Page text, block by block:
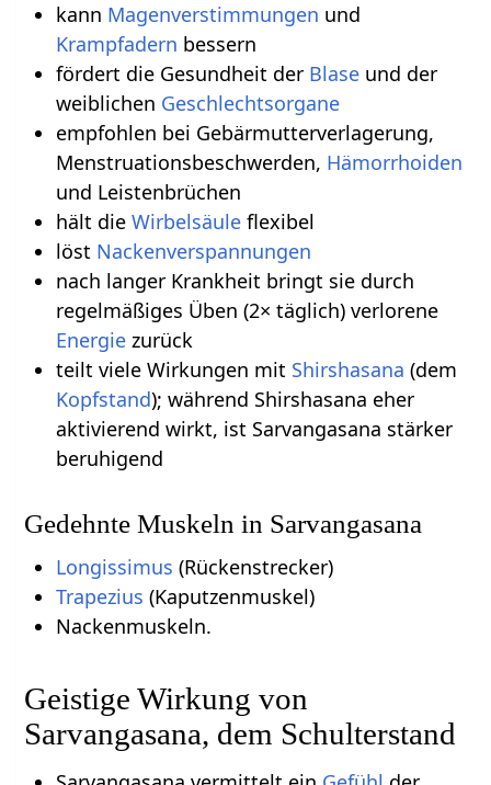
kann Magenverstimmungen und
Krampfadern bessern
fördert die Gesundheit der Blaseund der
weiblichen Geschlechtsorgane
empfohlen bei Gebärmutterverlagerung,
Menstruationsbeschwerden, Hämorrhoiden
und Leistenbrüchen
hält die Wirbelsäuleflexibel
löst Nackenverspannungen
nach langer Krankheit bringt sie durch
regelmäßiges Üben (2× täglich) verlorene
Energiezurück
teilt viele Wirkungen mit Shirshasana (dem
Kopfstand); während Shirshasana eher
aktivierend wirkt, ist Sarvangasana stärker
beruhigend
Gedehnte Muskeln in Sarvangasana
Longissimus (Rückenstrecker)
Trapezius (Kaputzenmuskel)
Nackenmuskeln.
Geistige Wirkung von
Sarvangasana, dem Schulterstand